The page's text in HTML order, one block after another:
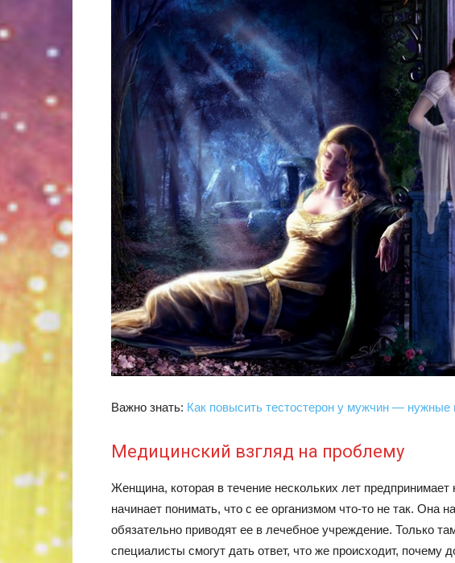
Важно знать: Как повысить тестостерон у мужчин —
Медицинский взгляд на проблему
Женщина, которая в течение нескольких лет предпринимает
начинает понимать, что с ее организмом что-то не так. Она
обязательно приводят ее в лечебное учреждение. Только
специалисты смогут дать ответ, что же происходит, почему